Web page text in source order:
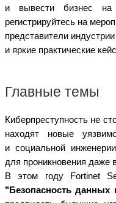
и вывести бизнес на
регистрируйтесь на
представители
и яркие практические
Главные темы
Киберпреступность не
находят новые
и социальной
для проникновения
В этом году Fortinet
"Безопасность